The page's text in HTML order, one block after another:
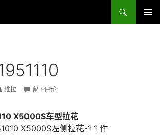
维拉 留下评论
X5000S车型拉花
X5000S左侧拉花-1 1 件